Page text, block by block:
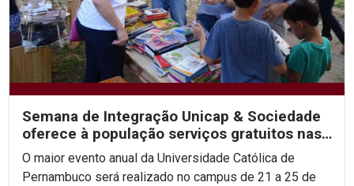
Semana de Integração Unicap & Sociedade
oferece à população serviços gratuitos nas
áreas de Saúde...
O maior evento anual da Universidade Católica de
Pernambuco será realizado no campus de 21 a 25 de